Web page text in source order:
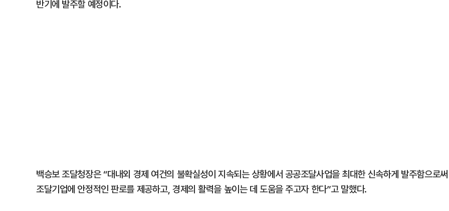
반기에 발주할 예정이다.
백승보 조달청장은 “대내외 경제 여건의 불확실성이 지속되는 상황에서 공공조달사업을 최대한 신속하게 발주함으로써
조달기업에 안정적인 판로를 제공하고, 경제의 활력을 높이는 데 도움을 주고자 한다”고 말했다.